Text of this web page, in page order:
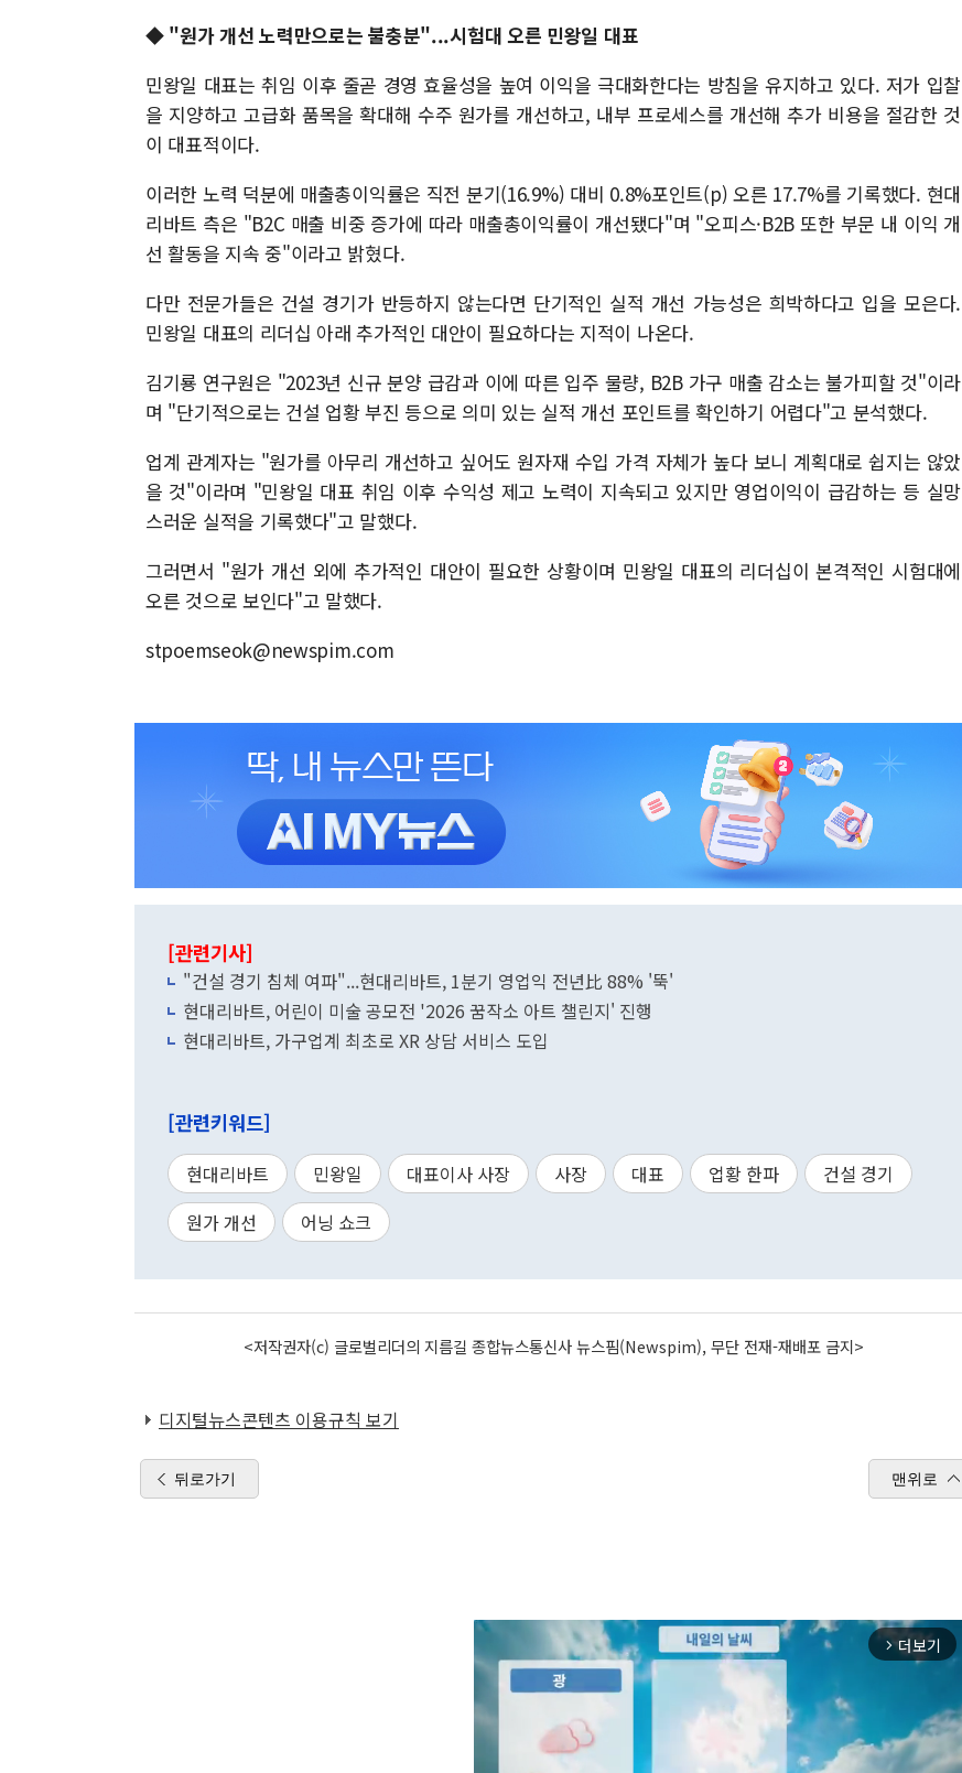
◆ "원가 개선 노력만으로는 불충분"...시험대 오른 민왕일 대표
민왕일 대표는 취임 이후 줄곧 경영 효율성을 높여 이익을 극대화한다는 방침을 유지하고 있다. 저가 입찰
을 지양하고 고급화 품목을 확대해 수주 원가를 개선하고, 내부 프로세스를 개선해 추가 비용을 절감한 것
이 대표적이다.
이러한 노력 덕분에 매출총이익률은 직전 분기(16.9%) 대비 0.8%포인트(p) 오른 17.7%를 기록했다. 현대
리바트 측은 "B2C 매출 비중 증가에 따라 매출총이익률이 개선됐다"며 "오피스·B2B 또한 부문 내 이익 개
선 활동을 지속 중"이라고 밝혔다.
다만 전문가들은 건설 경기가 반등하지 않는다면 단기적인 실적 개선 가능성은 희박하다고 입을 모은다.
민왕일 대표의 리더십 아래 추가적인 대안이 필요하다는 지적이 나온다.
김기룡 연구원은 "2023년 신규 분양 급감과 이에 따른 입주 물량, B2B 가구 매출 감소는 불가피할 것"이라
며 "단기적으로는 건설 업황 부진 등으로 의미 있는 실적 개선 포인트를 확인하기 어렵다"고 분석했다.
업계 관계자는 "원가를 아무리 개선하고 싶어도 원자재 수입 가격 자체가 높다 보니 계획대로 쉽지는 않았
을 것"이라며 "민왕일 대표 취임 이후 수익성 제고 노력이 지속되고 있지만 영업이익이 급감하는 등 실망
스러운 실적을 기록했다"고 말했다.
그러면서 "원가 개선 외에 추가적인 대안이 필요한 상황이며 민왕일 대표의 리더십이 본격적인 시험대에
오른 것으로 보인다"고 말했다.
stpoemseok@newspim.com
[관련기사]
"건설 경기 침체 여파"...현대리바트, 1분기 영업익 전년比 88% '뚝'
현대리바트, 어린이 미술 공모전 '2026 꿈작소 아트 챌린지' 진행
현대리바트, 가구업계 최초로 XR 상담 서비스 도입
[관련키워드]
현대리바트 민왕일 대표이사 사장 사장 대표 업황 한파
건설 경기
원가 개선
어닝 쇼크
<저작권자(c) 글로벌리더의 지름길 종합뉴스통신사 뉴스핌(Newspim), 무단 전재-재배포 금지>
디지털뉴스콘텐츠 이용규칙 보기
뒤로가기 맨위로
arrow_forward_ios 더보기